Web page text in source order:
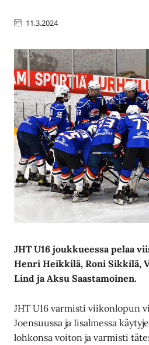
11.3.2024
JHT U16 joukkueessa pelaa
Henri Heikkilä, Roni Sikkilä,
Lind ja Aksu Saastamoinen.
JHT U16 varmisti viikonlopun
Joensuussa ja Iisalmessa
lohkonsa voiton ja varmisti